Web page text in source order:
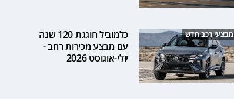
מבצעי רכב חדש
כלמוביל חוגגת 120 שנה
עם מבצע מכירות רחב -
יולי-אוגוסט 2026